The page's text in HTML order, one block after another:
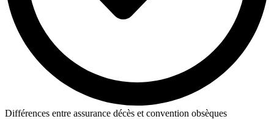
Différences entre assurance décès et convention obsèques